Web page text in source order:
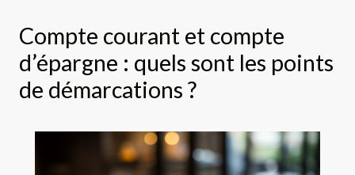
Compte courant et compte
d’épargne : quels sont les points
de démarcations ?